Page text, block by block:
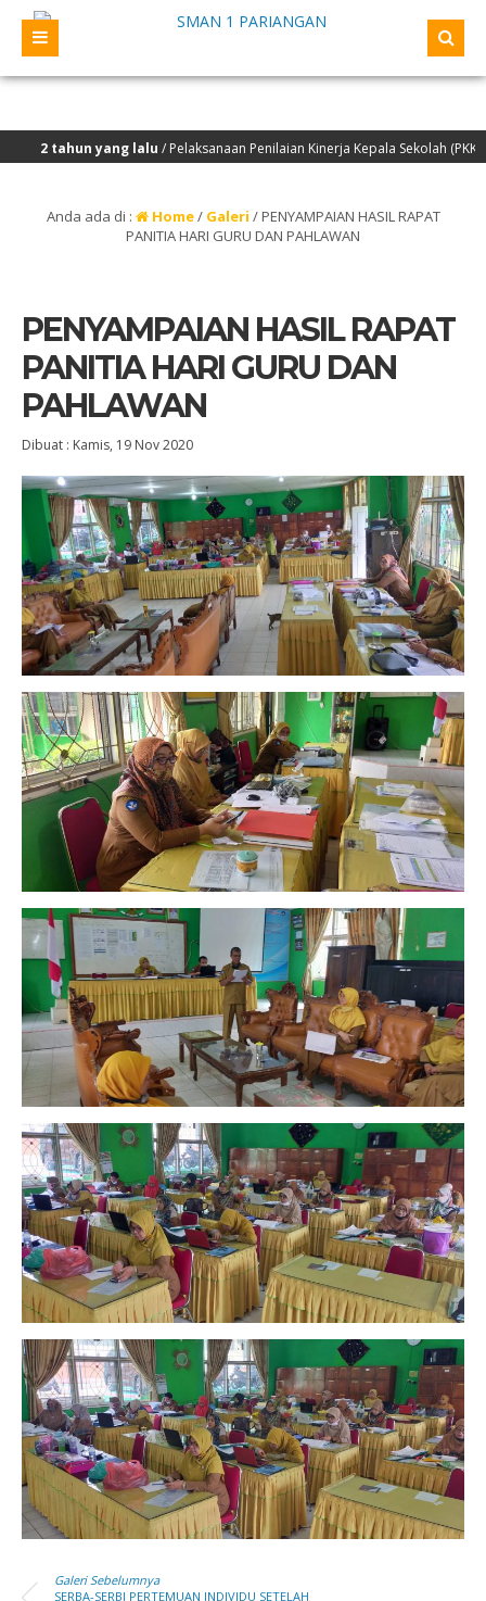
yang lalu/ Pelaksanaan Penilaian Kinerja Kepala Sekolah (PKKS)
Anda ada di : Home/ Galeri /PENYAMPAIAN HASIL RAPAT
PANITIA HARI GURU DAN PAHLAWAN
PENYAMPAIAN HASIL RAPAT
PANITIA HARI GURU DAN
PAHLAWAN
Dibuat : Kamis, 19 Nov 2020
Galeri Sebelumnya
SERBA-SERBI PERTEMUAN INDIVIDU SETELAH